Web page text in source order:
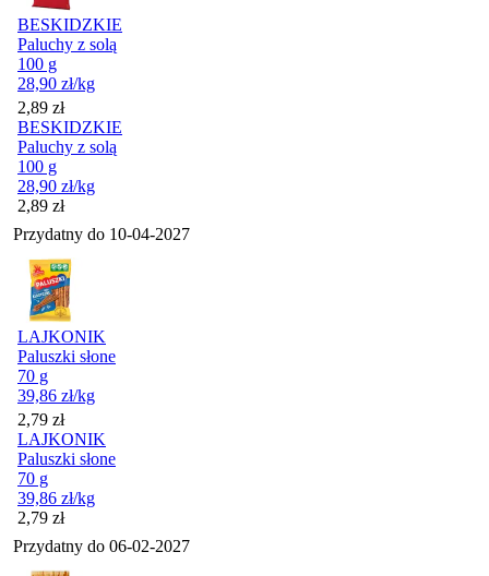
BESKIDZKIE
Paluchy z solą
100 g
28,90 zł/kg
Cena
2,89 zł
BESKIDZKIE
Paluchy z solą
100 g
28,90 zł/kg
Cena
2,89 zł
Przydatny do 10-04-2027
LAJKONIK
Paluszki słone
70 g
39,86 zł/kg
Cena
2,79 zł
LAJKONIK
Paluszki słone
70 g
39,86 zł/kg
Cena
2,79 zł
Przydatny do 06-02-2027